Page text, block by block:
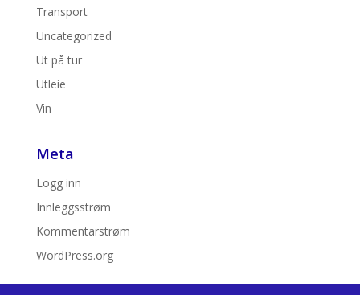
Transport
Uncategorized
Ut på tur
Utleie
Vin
Meta
Logg inn
Innleggsstrøm
Kommentarstrøm
WordPress.org